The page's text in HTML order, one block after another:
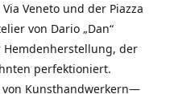
Veneto und der Piazza
von Dario „Dan“
der
perfektioniert.
von Kunsthandwerkern—